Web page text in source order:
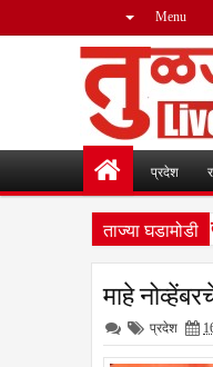
Menu
प्रदेश
ताज्या घडामोडी
लांडग्यांचा कळप शेळ्यांवर
माहे
प्रदेश